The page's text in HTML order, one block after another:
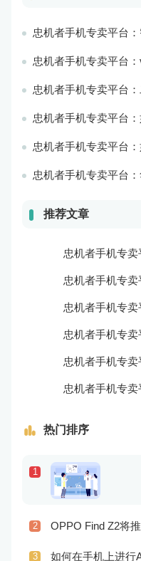
忠机者手机专卖平台
忠机者手机专卖平台：vivo
忠机者手机专卖平台：二手
忠机者手机专卖平台：如何
忠机者手机专卖平台：如
忠机者手机专卖平台：华为发
推荐文章
忠机者手机专
忠机者手机专
热门排序
1
2
3 如何在手机上进行